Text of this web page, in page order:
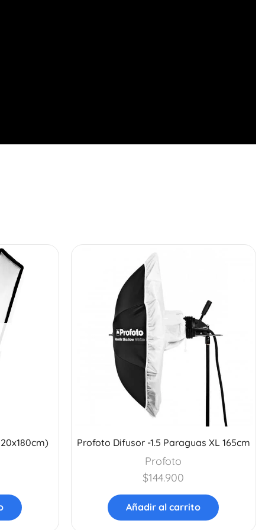
Profoto Difusor -1.5 Paraguas XL 165cm
Profoto
$144.900
Añadir al carrito